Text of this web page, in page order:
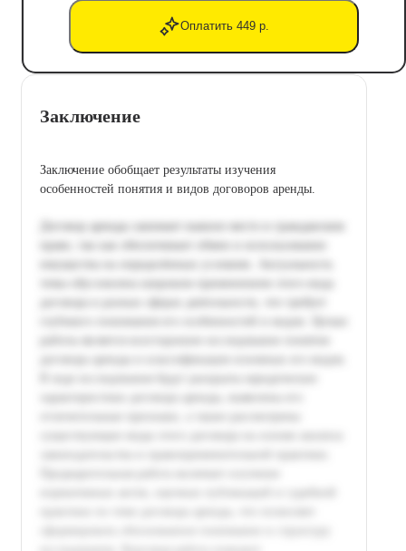
Оплатить 449 р.
Заключение
Заключение обобщает результаты изучения
особенностей понятия и видов договоров аренды.